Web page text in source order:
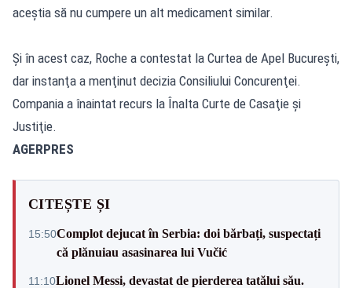
aceştia să nu cumpere un alt medicament similar.
Şi în acest caz, Roche a contestat la Curtea de Apel Bucureşti,
dar instanţa a menţinut decizia Consiliului Concurenţei.
Compania a înaintat recurs la Înalta Curte de Casaţie şi
Justiţie.
AGERPRES
CITEȘTE ȘI
15:50Complot dejucat în Serbia: doi bărbați, suspectați
că plănuiau asasinarea lui Vučić
11:10Lionel Messi, devastat de pierderea tatălui său.